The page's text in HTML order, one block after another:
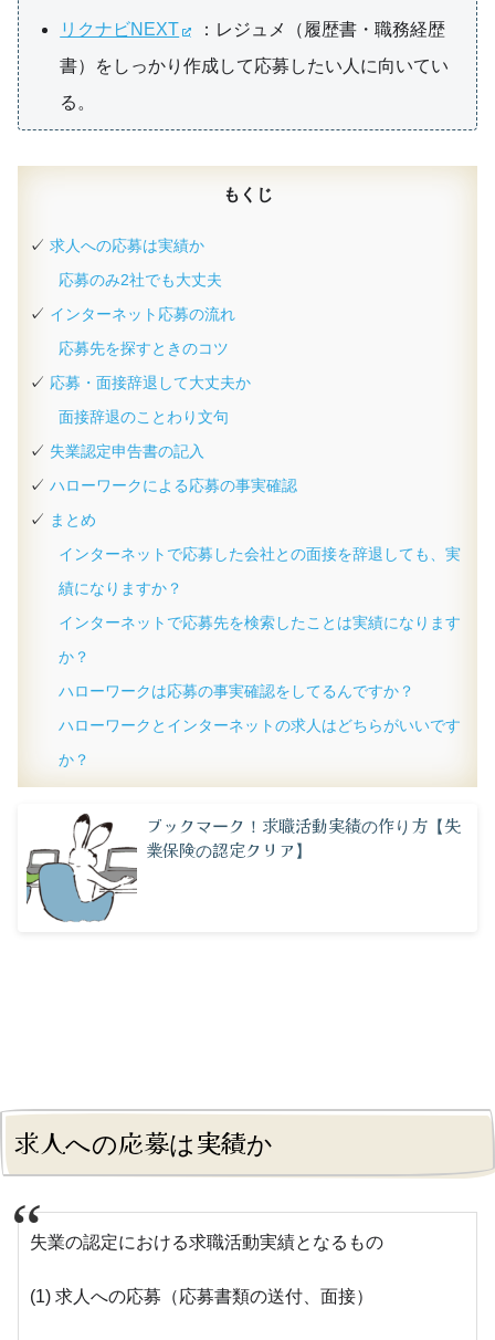
リクナビNEXT
：レジュメ（履歴書・職務経歴
書）をしっかり作成して応募したい人に向いてい
る。
もくじ
求人への応募は実績か
応募のみ2社でも大丈夫
インターネット応募の流れ
応募先を探すときのコツ
応募・面接辞退して大丈夫か
面接辞退のことわり文句
失業認定申告書の記入
ハローワークによる応募の事実確認
まとめ
インターネットで応募した会社との面接を辞退しても、実
績になりますか？
インターネットで応募先を検索したことは実績になります
か？
ハローワークは応募の事実確認をしてるんですか？
ハローワークとインターネットの求人はどちらがいいです
か？
ブックマーク！求職活動実績の作り方【失
業保険の認定クリア】
求人への応募は実績か
失業の認定における求職活動実績となるもの
(1) 求人への応募（応募書類の送付、面接）